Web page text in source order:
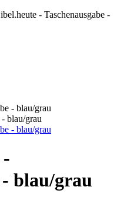
- Taschenausgabe -
blau/grau
- blau/grau